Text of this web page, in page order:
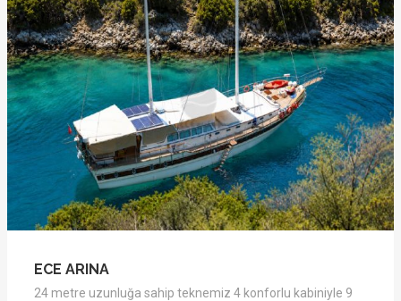
ECE ARINA
24 metre uzunluğa sahip teknemiz 4 konforlu kabiniyle 9